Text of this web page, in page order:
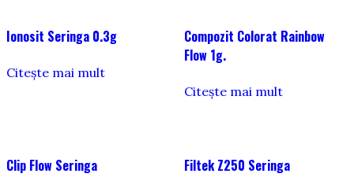
Ionosit Seringa 0.3g
Citește mai mult
Compozit Colorat Rainbow
Flow 1g.
Citește mai mult
Clip Flow Seringa Filtek Z250 Seringa